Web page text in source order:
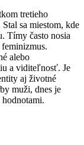
tretieho
sa miestom, kde
Tímy často nosia
alebo
a viditeľnosť. Je
aj životné
muži, dnes je